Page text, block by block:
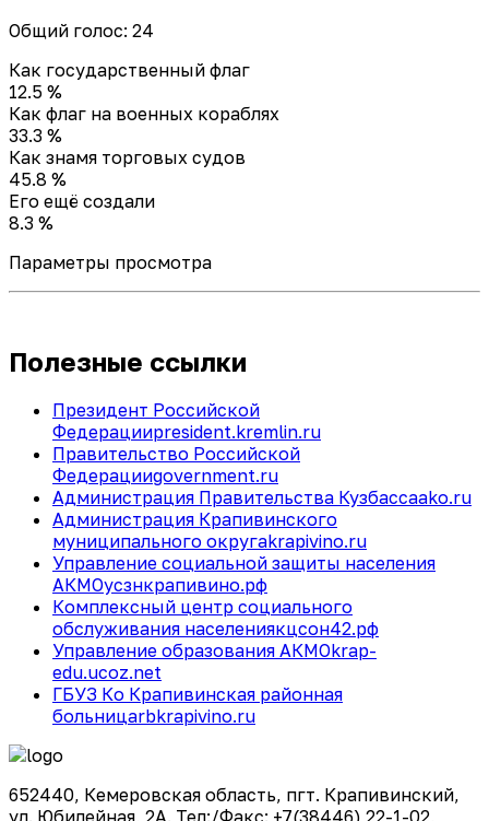
Общий голос: 24
Как государственный флаг
12.5 %
Как флаг на военных кораблях
33.3 %
Как знамя торговых судов
45.8 %
Его ещё создали
8.3 %
Параметры просмотра
Полезные ссылки
Президент Российской
Федерацииpresident.kremlin.ru
Правительство Российской
Федерацииgovernment.ru
Администрация Правительства Кузбассаako.ru
Администрация Крапивинского
муниципального округаkrapivino.ru
Управление социальной защиты населения
АКМОусзнкрапивино.рф
Комплексный центр социального
обслуживания населениякцсон42.рф
Управление образования АКМОkrap-
edu.ucoz.net
ГБУЗ Ко Крапивинская районная
больницаrbkrapivino.ru
652440, Кемеровская область, пгт. Крапивинский,
ул. Юбилейная, 2А. Тел:/Факс: +7(38446) 22-1-02,